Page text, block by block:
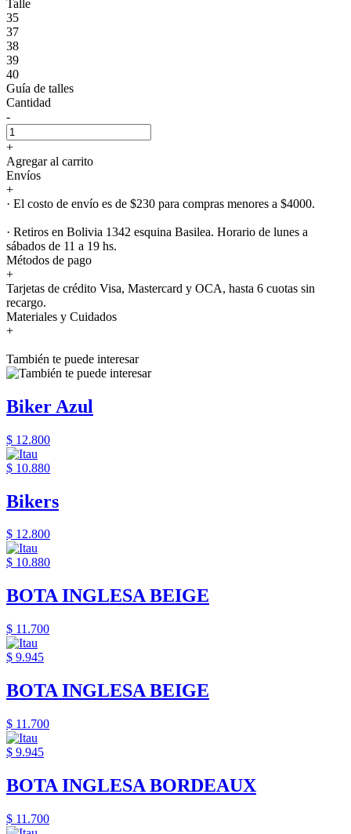
Talle
35
37
38
39
40
Guía de talles
Cantidad
-
+
Agregar al carrito
Envíos
+
· El costo de envío es de $230 para compras menores a $4000.
· Retiros en Bolivia 1342 esquina Basilea. Horario de lunes a
sábados de 11 a 19 hs.
Métodos de pago
+
Tarjetas de crédito Visa, Mastercard y OCA, hasta 6 cuotas sin
recargo.
Materiales y Cuidados
+
También te puede interesar
Biker Azul
$ 12.800
$ 10.880
Bikers
$ 12.800
$ 10.880
BOTA INGLESA BEIGE
$ 11.700
$ 9.945
BOTA INGLESA BEIGE
$ 11.700
$ 9.945
BOTA INGLESA BORDEAUX
$ 11.700